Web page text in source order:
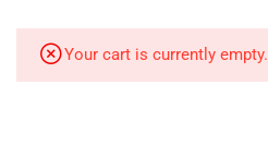
Your cart is currently empty.